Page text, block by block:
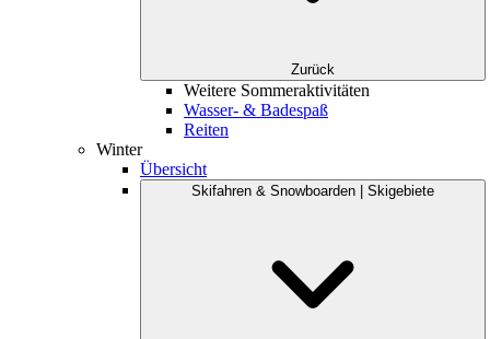
Zurück
Weitere Sommeraktivitäten
Wasser- & Badespaß
Reiten
Winter
Übersicht
Skifahren & Snowboarden | Skigebiete